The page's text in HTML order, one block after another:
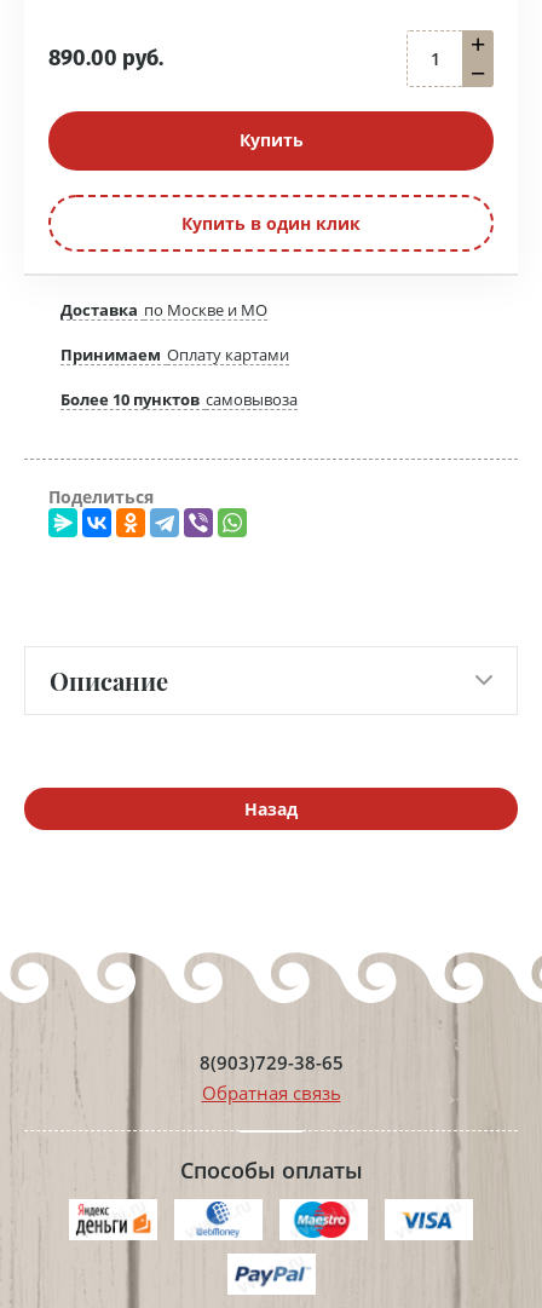
890.00 руб.
−
+
Купить
Купить в один клик
Доставка по Москве и МО
Принимаем Оплату картами
Более 10 пунктов самовывоза
Поделиться
Описание
Назад
8(903)729-38-65
Обратная связь
Способы оплаты